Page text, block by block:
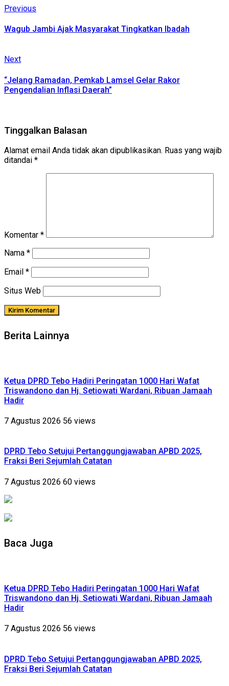
Continue
Reading
Previous
Wagub Jambi Ajak Masyarakat Tingkatkan Ibadah
NextNext
“Jelang Ramadan, Pemkab Lamsel Gelar Rakor
Pengendalian Inflasi Daerah”
Tinggalkan Balasan
Alamat email Anda tidak akan dipublikasikan. Ruas yang wajib
ditandai *
Komentar *
Nama *
Email *
Situs Web
Berita Lainnya
Ketua DPRD Tebo Hadiri Peringatan 1000 Hari Wafat
Triswandono dan Hj. Setiowati Wardani, Ribuan Jamaah
Hadir
7 Agustus 2026 56 views
DPRD Tebo Setujui Pertanggungjawaban APBD 2025,
Fraksi Beri Sejumlah Catatan
7 Agustus 2026 60 views
Baca Juga
Ketua DPRD Tebo Hadiri Peringatan 1000 Hari Wafat
Triswandono dan Hj. Setiowati Wardani, Ribuan Jamaah
Hadir
7 Agustus 2026 56 views
DPRD Tebo Setujui Pertanggungjawaban APBD 2025,
Fraksi Beri Sejumlah Catatan